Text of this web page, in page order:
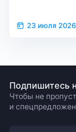
23 июля 2026
Подпишитесь
Чтобы не
и